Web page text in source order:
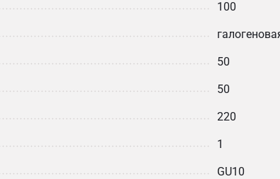
100
50
50
220
1
GU10